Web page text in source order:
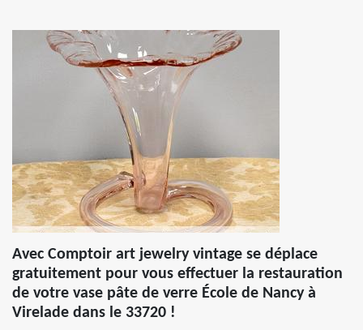
Avec Comptoir art jewelry vintage se déplace
gratuitement pour vous effectuer la restauration
de votre vase pâte de verre École de Nancy à
Virelade dans le 33720 !